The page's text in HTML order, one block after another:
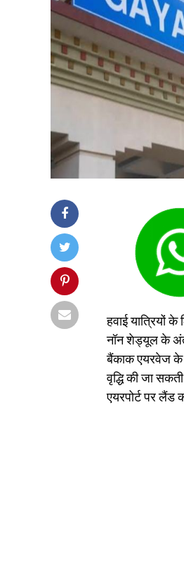
हवाई यात्रियों
नॉन शेड्यूल के
बैंकाक एयरवेज के
वृद्धि की जा
एयरपोर्ट पर लैंड